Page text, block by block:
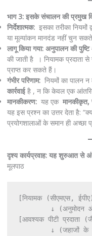
भाग 3: इसके संचालन की प्रमुख
निर्देशात्मक:इसका तरीका नियमों
या मूल्यांकन मानदंड नहीं चुन
लागू किया गया: अनुपालन की पुष्टि
की जाती है । नियामक प्रदाता से
प्राप्त कर सकते हैं।
गंभीर परिणाम:नियमों का पालन न
कार्रवाईहै , न कि केवल एक आंतरिक
मानकीकरण:यह एक मानकीकृत,
यह इस प्रश्न का उत्तर देता है:
प्रयोगशालाओं के समान ही अच्छा
दृश्य कार्यप्रवाह: यह शुरुआत से
मूलपाठ
[नियामक (सीएमएस,
[आवश्यक पीटी प्रदाता